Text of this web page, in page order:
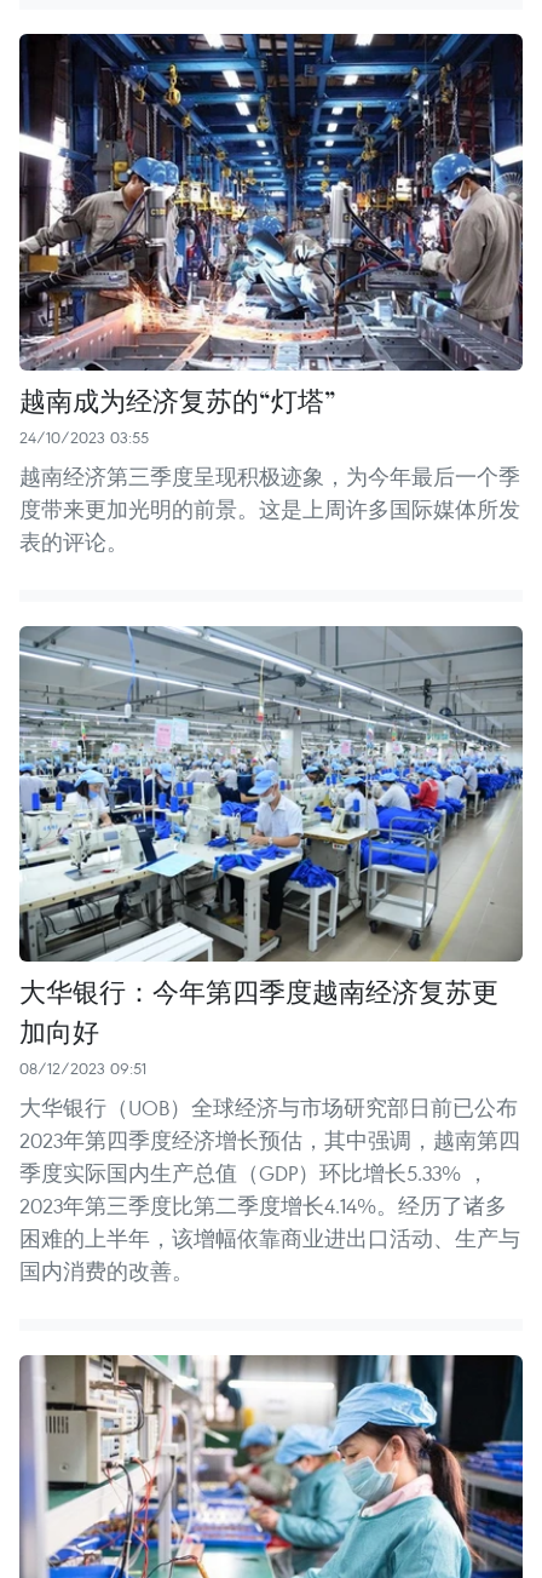
越南成为经济复苏的“灯塔”
24/10/2023 03:55
越南经济第三季度呈现积极迹象，为今年最后一个季
度带来更加光明的前景。这是上周许多国际媒体所发
表的评论。
大华银行：今年第四季度越南经济复苏更
加向好
08/12/2023 09:51
大华银行（UOB）全球经济与市场研究部日前已公布
2023年第四季度经济增长预估，其中强调，越南第四
季度实际国内生产总值（GDP）环比增长5.33% ，
2023年第三季度比第二季度增长4.14%。经历了诸多
困难的上半年，该增幅依靠商业进出口活动、生产与
国内消费的改善。